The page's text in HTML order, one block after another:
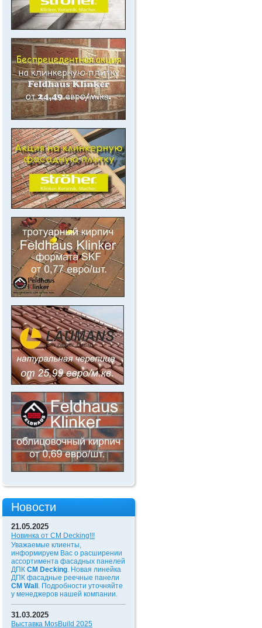
.
.
.
Новости
21.05.2025
Новинка от CM Decking!!!
Уважаемые клиенты,
информируем Вас о расширении
ассортимента фасадных панелей
ДПК CM Decking. Новая линейка
ДПК фасадные реечные панели
CM Wall . Подробности уточняйте
у менеджеров нашей компании.
31.03.2025
Выставка MosBuild 2025